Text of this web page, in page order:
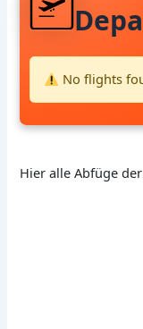
No flights
Hier alle Abfüge